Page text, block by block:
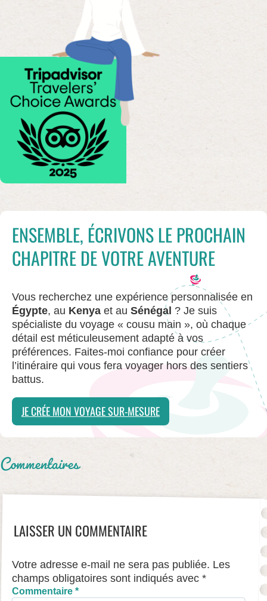
ENSEMBLE, ÉCRIVONS LE PROCHAIN
CHAPITRE DE VOTRE AVENTURE
Vous recherchez une expérience personnalisée en
Égypte, au Kenya et au Sénégal ? Je suis
spécialiste du voyage « cousu main », où chaque
détail est méticuleusement adapté à vos
préférences. Faites-moi confiance pour créer
l’itinéraire qui vous fera voyager hors des sentiers
battus.
JE CRÉE MON VOYAGE SUR-MESURE
Commentaires
LAISSER UN COMMENTAIRE
Votre adresse e-mail ne sera pas publiée. Les
champs obligatoires sont indiqués avec *
Commentaire *